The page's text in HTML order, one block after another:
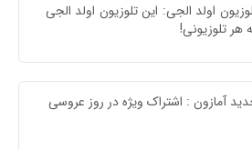
اولد الجی: این تلوزیون اولد الجی
هر تلوزیونی!
آمازون : اشتراک ویژه در روز عروسی